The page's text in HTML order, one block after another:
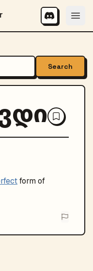
Search
form of